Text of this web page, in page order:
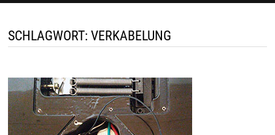
SCHLAGWORT: VERKABELUNG